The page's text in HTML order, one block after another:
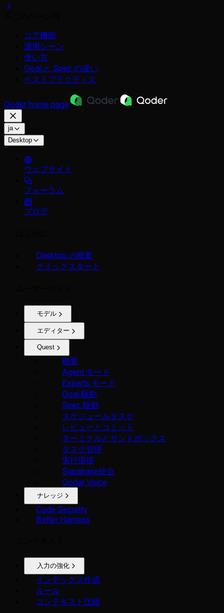
コア機能
適用シーン
使い方
Goal と Spec の違い
ベストプラクティス
Qoder home page
ja
Desktop
ウェブサイト
フォーラム
ブログ
Desktop の概要
クイックスタート
モデル
エディター
Quest
概要
Agent モード
Experts モード
Goal 駆動
Spec 駆動
スケジュールタスク
レビューとコミット
ターミナルとサンドボックス
タスク管理
実行環境
Supabase統合
Qoder Voice
ナレッジ
Code Security
Better Harness
入力の強化
インデックス作成
ルール
コンテキスト圧縮